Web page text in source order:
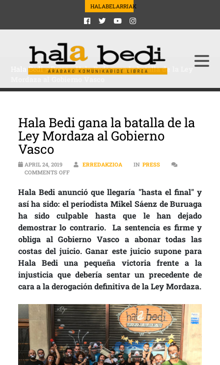
HALABELARRIAK
Hala Bedi>Press>Hala Bedi gana la batalla de la Ley
Hala Bedi gana la batalla de la
Ley Mordaza al Gobierno
Vasco
APRIL 24, 2019 ERREDAKZIOA IN PRESS
COMMENTS OFFON HALA BEDI GANA LA BATALLA DE LA LEY MORDAZA
Hala Bedi anunció que llegaría "hasta el final" y
así ha sido: el periodista Mikel Sáenz de Buruaga
ha sido culpable hasta que le han dejado
demostrar lo contrario. La sentencia es firme y
obliga al Gobierno Vasco a abonar todas las
costas del juicio. Ganar este juicio supone para
Hala Bedi una pequeña victoria frente a la
injusticia que debería sentar un precedente de
cara a la derogación definitiva de la Ley Mordaza.